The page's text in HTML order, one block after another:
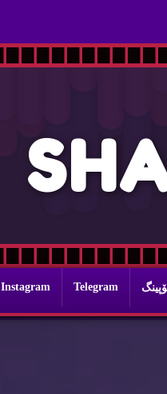
SHA
Telegram
Instagram